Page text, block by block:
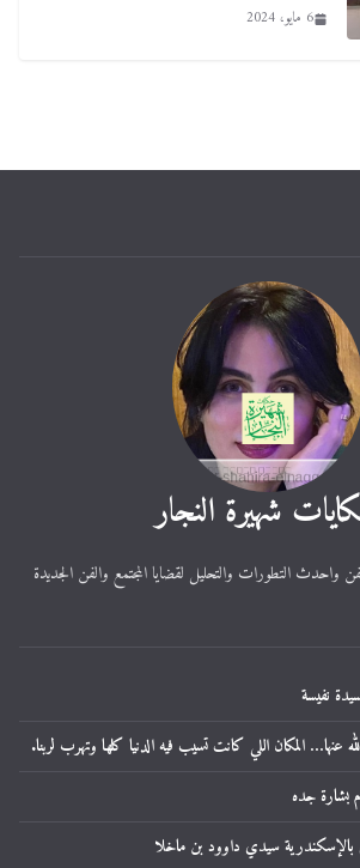
6 مايو، 2024
شهيرة النجار
واحدث التطورات والتحليل لقضايا المجتمع والفن الجديدة
نفيسة
عنها… المكان اللي كانت تسيب فيه الدنيا كلها وتهرب لربنا.
بشارة جده
بالإسكندرية سيدي داوود بن ماخلا